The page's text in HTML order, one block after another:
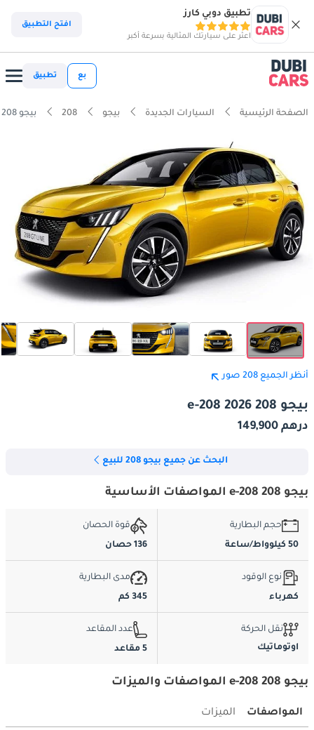
تطبيق دوبي كارز
اعثر على سيارتك المثالية بسرعة أكبر
افتح التطبيق
بع تطبيق
الصفحة الرئيسية السيارات الجديدة بيجو 208 بيجو 208 e-208
أنظر الجميع 208 صور
بيجو 208 e-208 2026
درهم 149,900
البحث عن جميع بيجو 208 للبيع
بيجو 208 e-208 المواصفات الأساسية
حجم البطارية
50 كيلوواط/ساعة
قوة الحصان
136 حصان
نوع الوقود
كهرباء
مدى البطارية
345 كم
نقل الحركة
اوتوماتيك
عدد المقاعد
5 مقاعد
بيجو 208 e-208 المواصفات والميزات
المواصفات الميزات